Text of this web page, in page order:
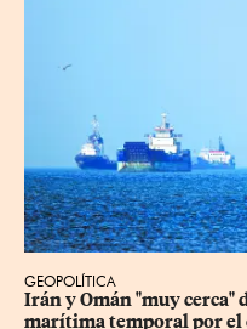
GEOPOLÍTICA
Irán y Omán "muy cerca"
marítima temporal por el